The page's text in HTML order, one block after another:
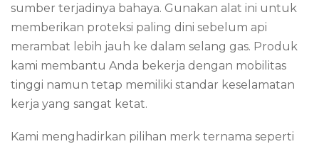
sumber terjadinya bahaya. Gunakan alat ini untuk
memberikan proteksi paling dini sebelum api
merambat lebih jauh ke dalam selang gas. Produk
kami membantu Anda bekerja dengan mobilitas
tinggi namun tetap memiliki standar keselamatan
kerja yang sangat ketat.
Kami menghadirkan pilihan merk ternama seperti